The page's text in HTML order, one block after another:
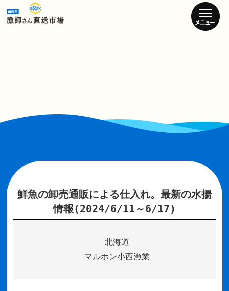
鮮魚の卸売通販による仕入れ。最新の水揚
情報(2024/6/11～6/17)
北海道
マルホン小西漁業